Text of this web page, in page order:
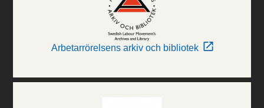
Arbetarrörelsens arkiv och bibliotek